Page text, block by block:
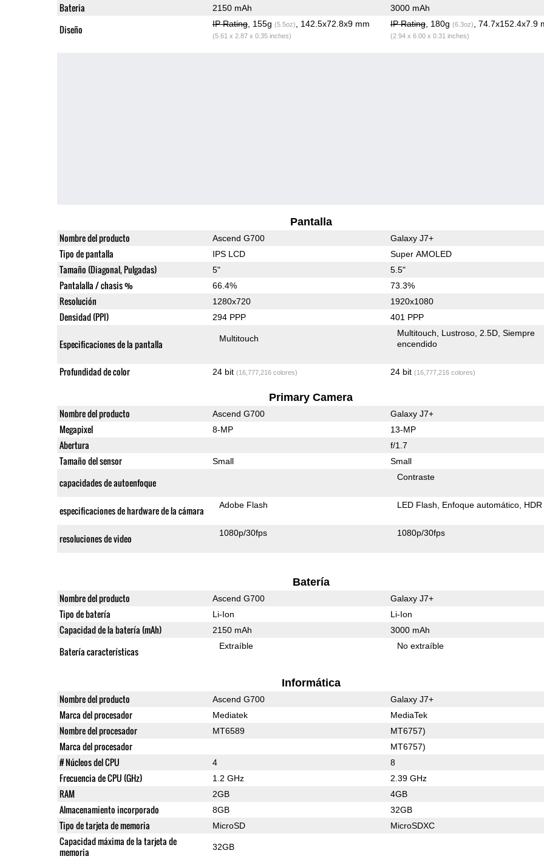
Bateria 2150 mAh 3000 mAh
Diseño IP Rating, 155g (5.5oz) , 142.5x72.8x9 mm
(5.61 x 2.87 x 0.35 inches)
IP Rating, 180g (6.3oz) , 74.7x152.4x7.9
(2.94 x 6.00 x 0.31 inches)
Pantalla
Nombre del producto Ascend G700 Galaxy J7+
Tipo de pantalla IPS LCD Super AMOLED
Tamaño (Diagonal, Pulgadas) 5" 5.5"
Pantalalla / chasis % 66.4% 73.3%
Resolución 1280x720 1920x1080
Densidad (PPI) 294 PPP 401 PPP
Especificaciones de la pantalla Multitouch
Multitouch Lustroso 2.5D Siempre
encendido
Profundidad de color 24 bit (16,777,216 colores) 24 bit (16,777,216 colores)
Primary Camera
Nombre del producto Ascend G700 Galaxy J7+
Megapixel 8-MP 13-MP
Abertura f/1.7
Tamaño del sensor Small Small
capacidades de autoenfoque Contraste
especificaciones de hardware de la cámara Adobe Flash LED Flash Enfoque automático
resoluciones de video 1080p/30fps 1080p/30fps
Batería
Nombre del producto Ascend G700 Galaxy J7+
Tipo de batería Li-Ion Li-Ion
Capacidad de la batería (mAh) 2150 mAh 3000 mAh
Batería características Extraíble No extraíble
Informática
Nombre del producto Ascend G700 Galaxy J7+
Marca del procesador Mediatek MediaTek
Nombre del procesador MT6589 MT6757)
Marca del procesador MT6757)
# Núcleos del CPU 4 8
Frecuencia de CPU (GHz) 1.2 GHz 2.39 GHz
RAM 2GB 4GB
Almacenamiento incorporado 8GB 32GB
Tipo de tarjeta de memoria MicroSD MicroSDXC
Capacidad máxima de la tarjeta de
memoria
32GB